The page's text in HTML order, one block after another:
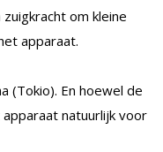
om kleine
apparaat.
(Tokio). En hoewel de
natuurlijk voor